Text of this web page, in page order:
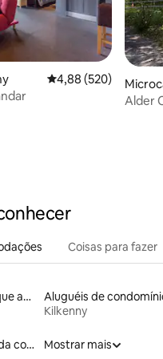
4,88 de uma
4,88 (520)
Alder
Coisas para fazer
Aluguéis de espaços que aceitam animais de estimação
Aluguéis de
Kilkenny
Aluguéis por temporada com acesso ao lago
Mostrar mais